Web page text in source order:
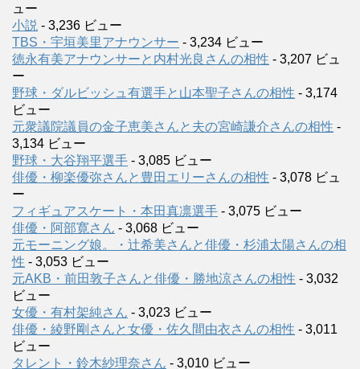
ュー
小説 - 3,236 ビュー
TBS・宇垣美里アナウンサー - 3,234 ビュー
徳永有美アナウンサーと内村光良さんの相性 - 3,207 ビュ
ー
野球・ダルビッシュ有選手と山本聖子さんの相性 - 3,174
ビュー
元衆議院議員の金子恵美さんと夫の宮崎謙介さんの相性 -
3,134 ビュー
野球・大谷翔平選手 - 3,085 ビュー
俳優・柳楽優弥さんと豊田エリーさんの相性 - 3,078 ビュ
ー
フィギュアスケート・本田真凛選手 - 3,075 ビュー
俳優・阿部寛さん - 3,068 ビュー
元モーニング娘。・辻希美さんと俳優・杉浦太陽さんの相
性 - 3,053 ビュー
元AKB・前田敦子さんと俳優・勝地涼さんの相性 - 3,032
ビュー
女優・有村架純さん - 3,023 ビュー
俳優・綾野剛さんと女優・佐久間由衣さんの相性 - 3,011
ビュー
タレント・鈴木紗理奈さん - 3,010 ビュー